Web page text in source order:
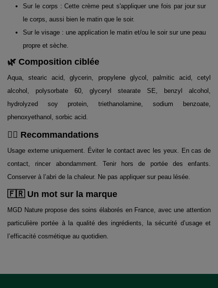
Sur le corps : Cette crème peut s'appliquer une fois par jour sur
le corps, aussi bien le matin que le soir.
Sur le visage : une application le matin et/ou le soir sur une peau
propre et sèche.
🌿 Composition ciblée
Aqua, stearic acid, glycerin, propylene glycol, palmitic acid, cetyl
alcohol, polysorbate 60, glyceryl stearate SE, benzyl alcohol,
hydrolyzed soy protein, triethanolamine, sodium benzoate,
phenoxyethanol, sorbic acid.
👨‍⚕️ Recommandations
Usage externe uniquement. Éviter le contact avec les yeux. En cas de
contact, rincer abondamment. Tenir hors de portée des enfants.
Conserver à l’abri de la chaleur. Ne pas appliquer sur peau lésée.
🇫🇷 Un mot sur la marque
MGD Nature propose des soins élaborés en France, avec une attention
particulière portée à la qualité des ingrédients, la sécurité d’usage et
l’efficacité cosmétique au quotidien.